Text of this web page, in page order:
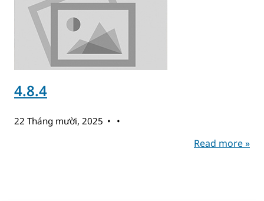
4.8.4
22 Tháng mười, 2025
Read more »